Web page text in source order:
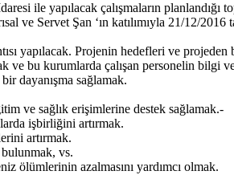
ile yapılacak çalışmaların
ve Servet Şan ‘ın katılımıyla 21/12/
yapılacak. Projenin hedefleri ve projeden
ve bu kurumlarda çalışan personelin bilgi
dayanışma sağlamak.
ve sağlık erişimlerine destek sağlamak.-
işbirliğini artırmak.
artırmak.
vs.
ölümlerinin azalmasını yardımcı olmak.